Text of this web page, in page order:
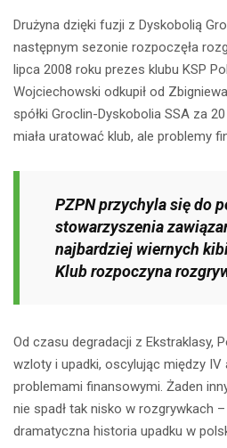
Drużyna dzięki fuzji z Dyskobolią
następnym sezonie rozpoczęła
lipca 2008 roku prezes klubu KSP
Wojciechowski odkupił od
spółki Groclin-Dyskobolia SSA za
miała uratować klub, ale problemy
PZPN przychyla się do
stowarzyszenia
najbardziej wiernych
Klub rozpoczyna
Od czasu degradacji z Ekstraklasy,
wzloty i upadki, oscylując między IV
problemami finansowymi. Żaden
nie spadł tak nisko w rozgrywkach
dramatyczna historia upadku w